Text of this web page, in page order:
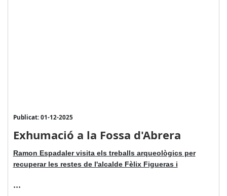
Publicat: 01-12-2025
Exhumació a la Fossa d'Abrera
Ramon Espadaler visita els treballs arqueològics per
recuperar les restes de l'alcalde Fèlix Figueras i
...